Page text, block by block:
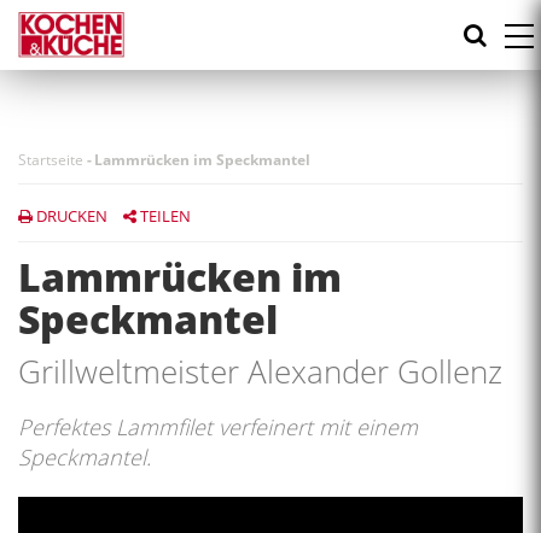
Direkt
zum
Inhalt
Startseite -Lammrücken im Speckmantel
DRUCKEN TEILEN
Lammrücken im
Speckmantel
Grillweltmeister Alexander Gollenz
Perfektes Lammfilet verfeinert mit einem
Speckmantel.